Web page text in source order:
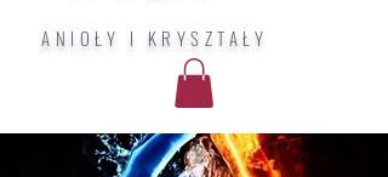
ANIOŁY I KRYSZTAŁY